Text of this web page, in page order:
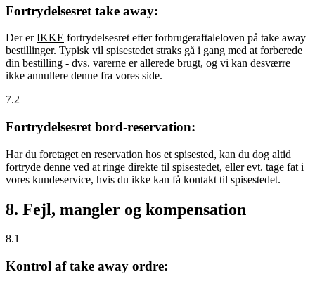
Fortrydelsesret take away:
Der erIKKE fortrydelsesret efter forbrugeraftaleloven på take away
bestillinger. Typisk vil spisestedet straks gå i gang med at forberede
din bestilling - dvs. varerne er allerede brugt, og vi kan desværre
ikke annullere denne fra vores side.
7.2
Fortrydelsesret bord-reservation:
Har du foretaget en reservation hos et spisested, kan du dog altid
fortryde denne ved at ringe direkte til spisestedet, eller evt. tage fat i
vores kundeservice, hvis du ikke kan få kontakt til spisestedet.
8. Fejl, mangler og kompensation
8.1
Kontrol af take away ordre: